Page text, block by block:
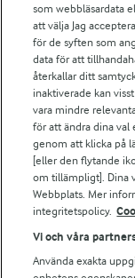
För ägare
Arlas kundportal
Arla.com
Falbygdens Ost
Arla webbshop
Bildbank
Följ oss
som webbläsardata
att välja Jag
för de syften som
data för att
återkallar ditt
inaktiverade kan
vara mindre
för att ändra dina val
genom att klicka på
[eller den flytande
om tillämpligt]. Dina
Webbplats. Mer
integritetspolicy.
Vi och våra
Använda exakta